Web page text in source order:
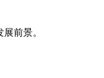
前景。